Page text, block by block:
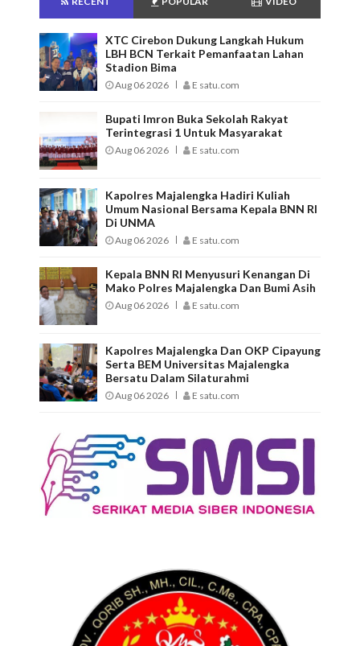
XTC Cirebon Dukung Langkah Hukum
LBH BCN Terkait Pemanfaatan Lahan
Stadion Bima
Aug 06 2026 E satu.com
Bupati Imron Buka Sekolah Rakyat
Terintegrasi 1 Untuk Masyarakat
Aug 06 2026 E satu.com
Kapolres Majalengka Hadiri Kuliah
Umum Nasional Bersama Kepala BNN RI
Di UNMA
Aug 06 2026 E satu.com
Kepala BNN RI Menyusuri Kenangan Di
Mako Polres Majalengka Dan Bumi Asih
Aug 06 2026 E satu.com
Kapolres Majalengka Dan OKP Cipayung
Serta BEM Universitas Majalengka
Bersatu Dalam Silaturahmi
Aug 06 2026 E satu.com